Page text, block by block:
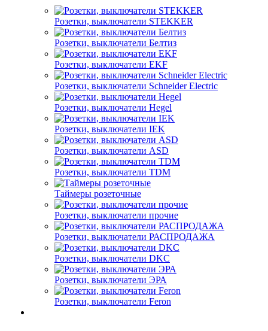
Розетки, выключатели STEKKER
Розетки, выключатели Белтиз
Розетки, выключатели EKF
Розетки, выключатели Schneider Electric
Розетки, выключатели Hegel
Розетки, выключатели IEK
Розетки, выключатели ASD
Розетки, выключатели TDM
Таймеры розеточные
Розетки, выключатели прочие
Розетки, выключатели РАСПРОДАЖА
Розетки, выключатели DKC
Розетки, выключатели ЭРА
Розетки, выключатели Feron